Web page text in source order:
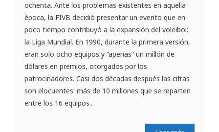
ochenta. Ante los problemas existentes en aquella
época, la FIVB decidió presentar un evento que en
poco tiempo contribuyó a la expansión del voleibol:
la Liga Mundial. En 1990, durante la primera versión,
eran solo ocho equipos y “apenas” un millón de
dólares en premios, otorgados por los
patrocinadores. Casi dos décadas después las cifras
son elocuentes: más de 10 millones que se reparten
entre los 16 equipos...